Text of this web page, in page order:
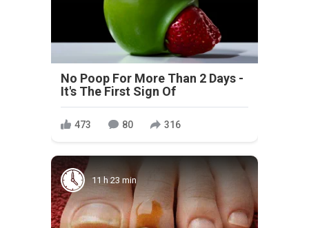
No Poop For More Than 2 Days -
It's The First Sign Of
473 80 316
11 h 23 min